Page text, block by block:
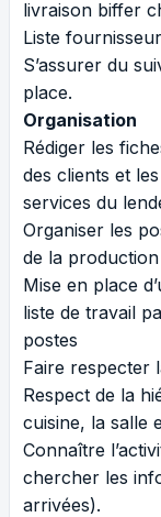
livraison biffer
Liste
S’assurer du
place.
Organisation
Rédiger les
des clients et
services du
Organiser les
de la production
Mise en place
liste de travail
postes
Faire respecter
Respect de la
cuisine, la salle
Connaître
chercher les
arrivées).